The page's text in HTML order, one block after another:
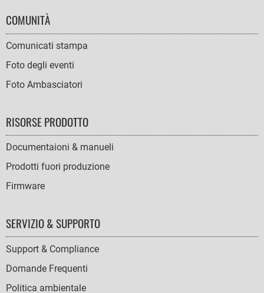
COMUNITÀ
Comunicati stampa
Foto degli eventi
Foto Ambasciatori
RISORSE PRODOTTO
Documentaioni & manueli
Prodotti fuori produzione
Firmware
SERVIZIO & SUPPORTO
Support & Compliance
Domande Frequenti
Politica ambientale